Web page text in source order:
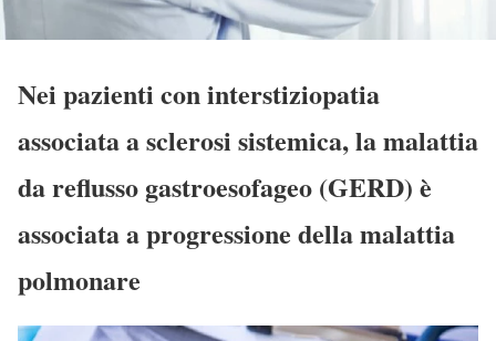
Nei pazienti con interstiziopatia
associata a sclerosi sistemica, la malattia
da reflusso gastroesofageo (GERD) è
associata a progressione della malattia
polmonare